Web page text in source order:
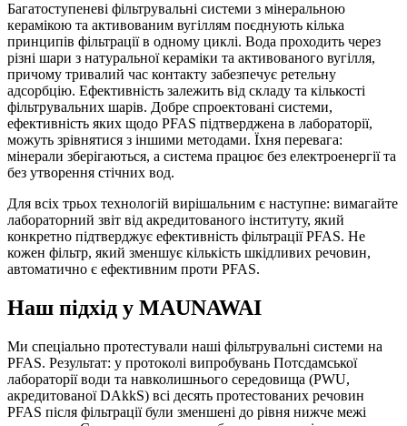
Багатоступеневі фільтрувальні системи з мінеральною
керамікою та активованим вугіллям поєднують кілька
принципів фільтрації в одному циклі. Вода проходить через
різні шари з натуральної кераміки та активованого вугілля,
причому тривалий час контакту забезпечує ретельну
адсорбцію. Ефективність залежить від складу та кількості
фільтрувальних шарів. Добре спроектовані системи,
ефективність яких щодо PFAS підтверджена в лабораторії,
можуть зрівнятися з іншими методами. Їхня перевага:
мінерали зберігаються, а система працює без електроенергії та
без утворення стічних вод.
Для всіх трьох технологій вирішальним є наступне: вимагайте
лабораторний звіт від акредитованого інституту, який
конкретно підтверджує ефективність фільтрації PFAS. Не
кожен фільтр, який зменшує кількість шкідливих речовин,
автоматично є ефективним проти PFAS.
Наш підхід у MAUNAWAI
Ми спеціально протестували наші фільтрувальні системи на
PFAS. Результат: у протоколі випробувань Потсдамської
лабораторії води та навколишнього середовища (PWU,
акредитованої DAkkS) всі десять протестованих речовин
PFAS після фільтрації були зменшені до рівня нижче межі